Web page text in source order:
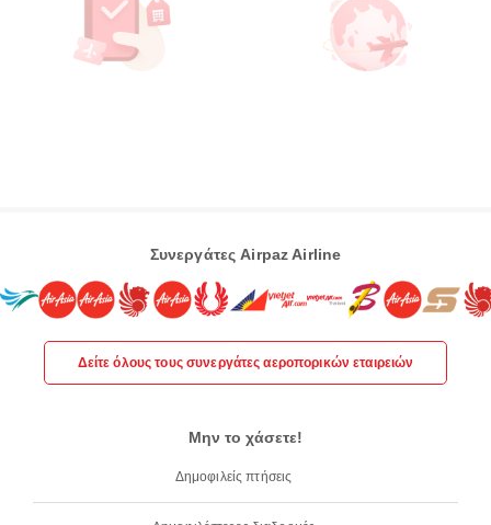
Συνεργάτες Airpaz Airline
Δείτε όλους τους συνεργάτες αεροπορικών εταιρειών
Μην το χάσετε!
Δημοφιλείς πτήσεις